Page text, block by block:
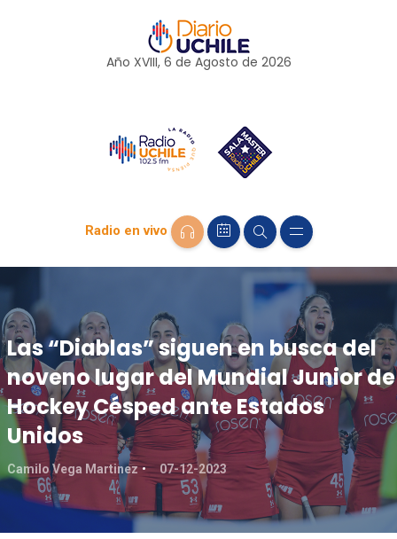
Año XVIII, 6 de Agosto de 2026
Radio en vivo
Las “Diablas” siguen en busca del
noveno lugar del Mundial Junior de
Hockey Césped ante Estados
Unidos
Camilo Vega Martinez 07-12-2023